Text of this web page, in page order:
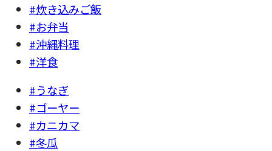
#炊き込みご飯
#お弁当
#沖縄料理
#洋食
#うなぎ
#ゴーヤー
#カニカマ
#冬瓜